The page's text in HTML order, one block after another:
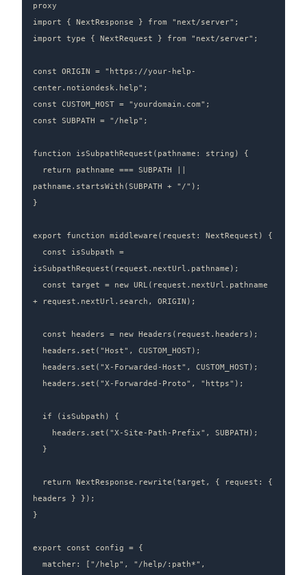
proxy
import { NextResponse } from "next/server";
import type { NextRequest } from "next/server";
const ORIGIN = "https://your-help-
center.notiondesk.help";
const CUSTOM_HOST = "yourdomain.com";
const SUBPATH = "/help";
function isSubpathRequest(pathname: string) {
pathname.startsWith(SUBPATH + "/");
}
export function middleware(request: NextRequest) {
isSubpathRequest(request.nextUrl.pathname);
+ request.nextUrl.search, ORIGIN);
headers } });
}
export const config = {